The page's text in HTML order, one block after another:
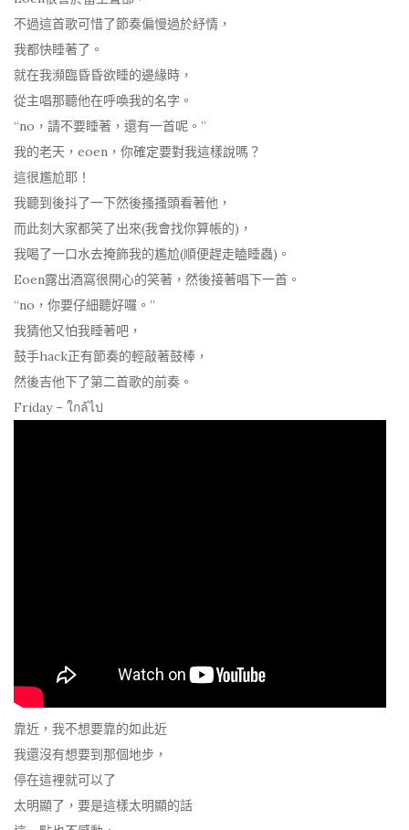
不過這首歌可惜了節奏偏慢過於紓情，
我都快睡著了。
就在我瀕臨昏昏欲睡的邊緣時，
從主唱那聽他在呼喚我的名字。
“no，請不要睡著，還有一首呢。”
我的老天，eoen，你確定要對我這樣說嗎？
這很尷尬耶！
我聽到後抖了一下然後搔搔頭看著他，
而此刻大家都笑了出來(我會找你算帳的)，
我喝了一口水去掩飾我的尷尬(順便趕走瞌睡蟲)。
Eoen露出酒窩很開心的笑著，然後接著唱下一首。
“no，你要仔細聽好囉。”
我猜他又怕我睡著吧，
鼓手hack正有節奏的輕敲著鼓棒，
然後吉他下了第二首歌的前奏。
Friday – ใกล้ไป
靠近，我不想要靠的如此近
我還沒有想要到那個地步，
停在這裡就可以了
太明顯了，要是這樣太明顯的話